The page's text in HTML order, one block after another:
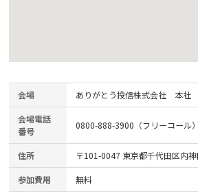
会場 ありがとう投信株式会社 本社
会場電話
番号
0800-888-3900（フリーコール）
住所 〒101-0047 東京都千代田区内
参加費用 無料